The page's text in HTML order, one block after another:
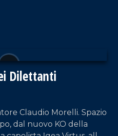
anche ai giovani.
Dilettanti
Claudio Morelli. Spazio
dal nuovo KO della